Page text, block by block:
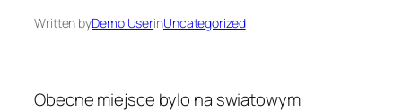
Written byDemo UserinUncategorized
Obecne miejsce bylo na swiatowym